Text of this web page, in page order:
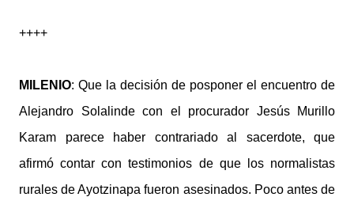
++++
MILENIO: Que la decisión de posponer el encuentro de
Alejandro Solalinde con el procurador Jesús Murillo
Karam parece haber contrariado al sacerdote, que
afirmó contar con testimonios de que los normalistas
rurales de Ayotzinapa fueron asesinados. Poco antes de